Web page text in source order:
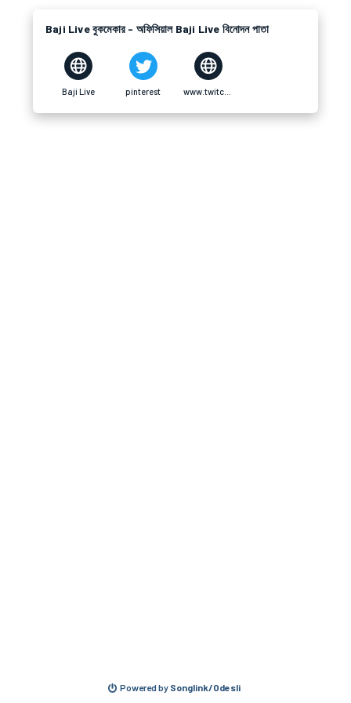
Baji Live বুকমেকার - অফিসিয়াল Baji Live বিনোদন পাতা
Baji Live pinterest
Powered by Songlink/Odesli